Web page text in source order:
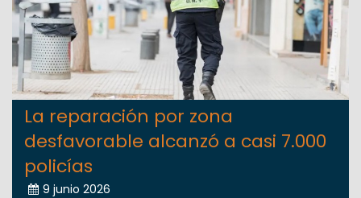
La reparación por zona
desfavorable alcanzó a casi 7.000
policías
9 junio 2026